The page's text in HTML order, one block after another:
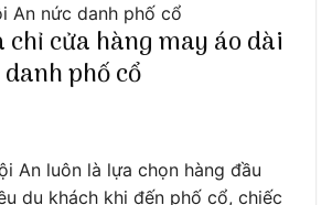
An nức danh phố cổ
chỉ cửa hàng may áo dài
phố cổ
An luôn là lựa chọn hàng đầu
du khách khi đến phố cổ, chiếc